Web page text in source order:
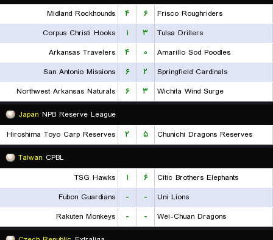
Midland Rockhounds
۴ ۶
Frisco Roughriders
Corpus Christi Hooks
۱ ۳
Tulsa Drillers
Arkansas Travelers
۴ ۰
Amarillo Sod Poodles
San Antonio Missions
۶ ۲
Springfield Cardinals
Northwest Arkansas Naturals
۶ ۳
Wichita Wind Surge
Japan NPB Reserve League
Hiroshima Toyo Carp Reserves
۲ ۵
Chunichi Dragons Reserves
Taiwan CPBL
TSG Hawks
۱ ۶
Citic Brothers Elephants
Fubon Guardians
- -
Uni Lions
Rakuten Monkeys
- -
Wei-Chuan Dragons